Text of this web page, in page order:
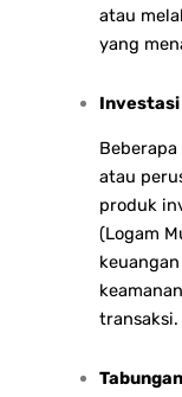
atau
yang
Investasi
atau
produk
(Logam
transaksi.